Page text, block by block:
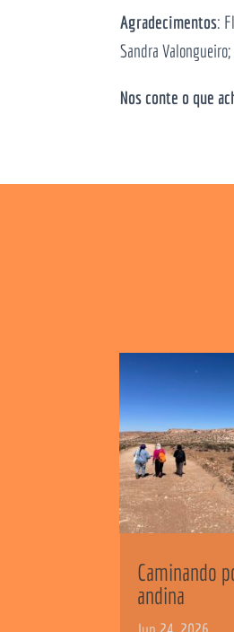
Agradecimentos:
Sandra
Nos conte o que
Caminando
andina